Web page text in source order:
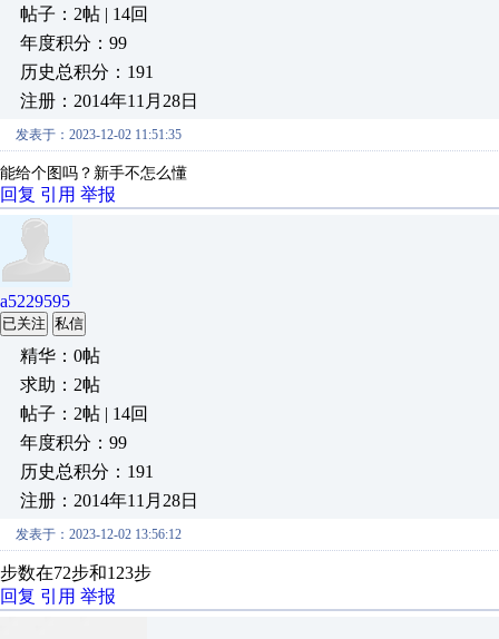
帖子：2帖 | 14回
年度积分：99
历史总积分：191
注册：2014年11月28日
发表于：2023-12-02 11:51:35
能给个图吗？新手不怎么懂
回复 引用 举报
a5229595
已关注 私信
精华：0帖
求助：2帖
帖子：2帖 | 14回
年度积分：99
历史总积分：191
注册：2014年11月28日
发表于：2023-12-02 13:56:12
步数在72步和123步
回复 引用 举报